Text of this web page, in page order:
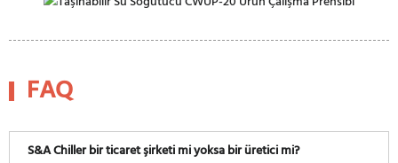
FAQ
S&A Chiller bir ticaret şirketi mi yoksa bir üretici mi?